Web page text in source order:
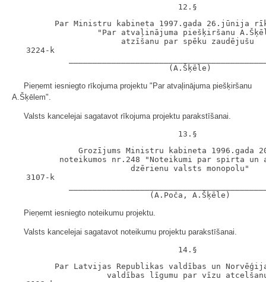
Par Ministru kabineta 1997.gada 26.jūnija
"Par atvaļinājuma piešķiršanu
atzīšanu par spēku zaudējušu
3224-k
Pieņemt iesniegto rīkojuma projektu "Par atvaļinājuma piešķiršanu
A.Šķēlem".
Valsts kancelejai sagatavot rīkojuma projektu parakstīšanai.
Grozījums Ministru kabineta 1996.gada
noteikumos nr.248 "Noteikumi par spirta un
dzērienu valsts monopolu"
3107-k
Pieņemt iesniegto noteikumu projektu.
Valsts kancelejai sagatavot noteikumu projektu parakstīšanai.
Par Latvijas Republikas valdības un
valdības līgumu par vīzu